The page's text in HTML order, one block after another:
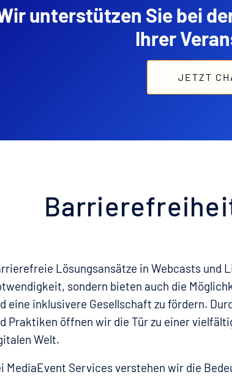
unterstützen Sie bei
Ihrer
JETZT
Lösungsansätze in Webcasts und
sondern bieten auch die
eine inklusivere Gesellschaft zu fördern.
Praktiken öffnen wir die Tür zu einer
Welt.
MediaEvent Services verstehen wir die